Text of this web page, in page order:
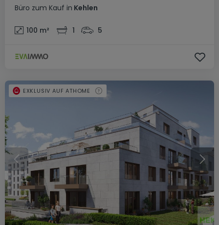
Büro zum Kauf in Kehlen
100 m² 1 5
EXKLUSIV AUF ATHOME